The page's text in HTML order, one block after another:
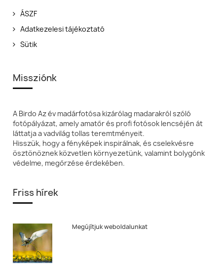
ÁSZF
Adatkezelesi tájékoztató
Sütik
Missziónk
A Birdo Az év madárfotósa kizárólag madarakról szóló
fotópályázat, amely amatőr és profi fotósok lencséjén át
láttatja a vadvilág tollas teremtményeit.
Hisszük, hogy a fényképek inspirálnak, és cselekvésre
ösztönöznek közvetlen környezetünk, valamint bolygónk
védelme, megőrzése érdekében.
Friss hírek
Megújítjuk weboldalunkat